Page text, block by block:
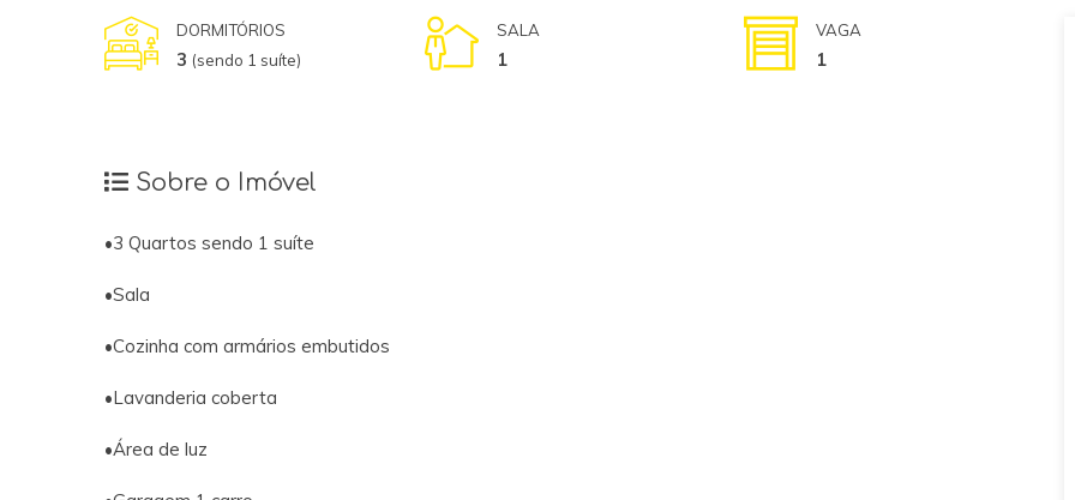
DORMITÓRIOS
3 (sendo 1 suíte)
SALA
1
VAGA
1
Sobre o Imóvel
•3 Quartos sendo 1 suíte
•Sala
•Cozinha com armários embutidos
•Lavanderia coberta
•Área de luz